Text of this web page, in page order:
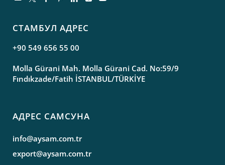
СТАМБУЛ АДРЕС
+90 549 656 55 00
Molla Gürani Mah. Molla Gürani Cad. No:59/9
Fındıkzade/Fatih İSTANBUL/TÜRKİYE
АДРЕС САМСУНА
info@aysam.com.tr
export@aysam.com.tr